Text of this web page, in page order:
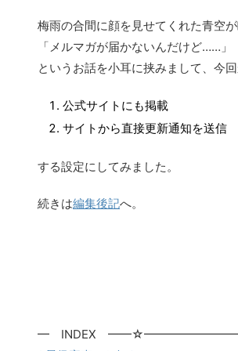
梅雨の合間に顔を見せてくれた青空が
「メルマガが届かないんだけど……」
というお話を小耳に挟みまして、今
公式サイトにも掲載
サイトから直接更新通知を送信
する設定にしてみました。
続きは編集後記へ。
━ INDEX